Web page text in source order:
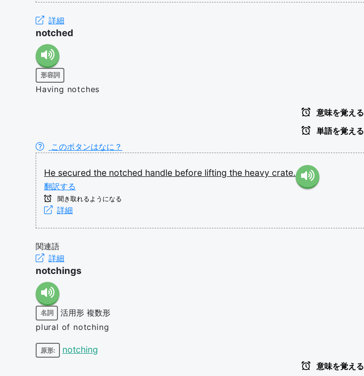
詳細
notched
形容詞
Having notches
意味を覚える
単語を覚える
このボタンはなに？
He secured the notched handle before lifting the heavy crate.
翻訳する
聞き取れるようになる
詳細
関連語
詳細
notchings
名詞 活用形 複数形
plural of notching
原形: notching
意味を覚える